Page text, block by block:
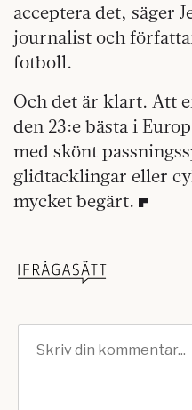
acceptera det, säger
journalist och
fotboll.
Och det är klart. Att
den 23:e bästa i
med skönt
glidtacklingar eller
mycket begärt.